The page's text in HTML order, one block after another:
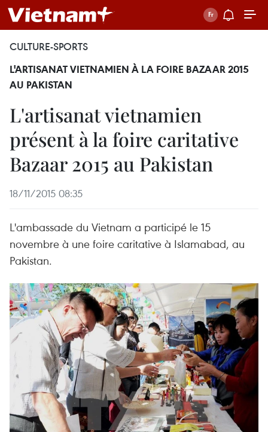
CULTURE-SPORTS
L'ARTISANAT VIETNAMIEN À LA FOIRE BAZAAR 2015
AU PAKISTAN
L'artisanat vietnamien
présent à la foire caritative
Bazaar 2015 au Pakistan
18/11/2015 08:35
L'ambassade du Vietnam a participé le 15
novembre à une foire caritative à Islamabad, au
Pakistan.